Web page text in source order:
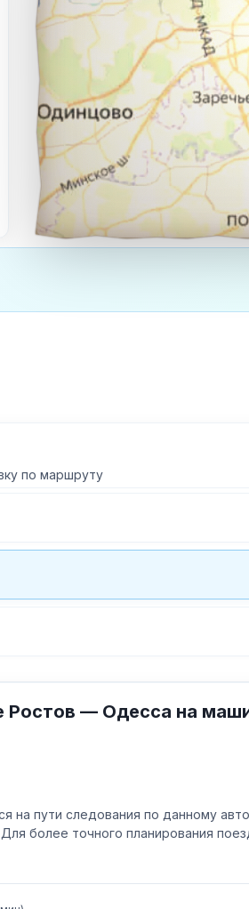
по маршруту
Ростов — Одесса на
на пути следования по данному
более точного планирования